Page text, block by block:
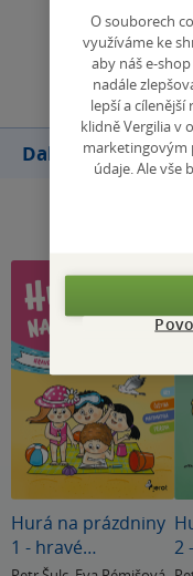
Další knihy autora
Hurá na prázdniny
1 - hravé
2
O souborech
využíváme ke
aby náš e-
nadále
lepší a
klidně Vergilia v
marketingovým
údaje. Ale vše